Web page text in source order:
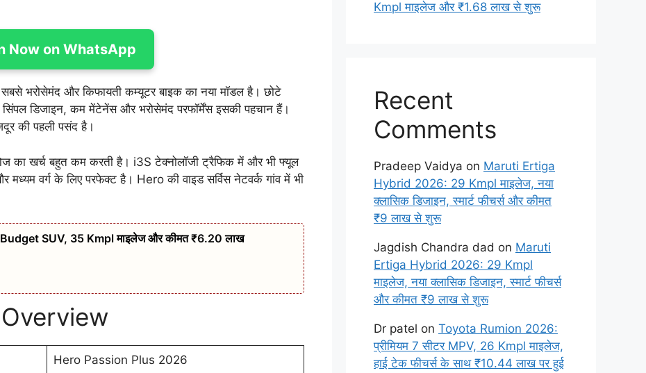
Now on WhatsApp
भरोसेमंद और किफायती कम्यूटर बाइक का नया मॉडल है। छोटे
सिंपल डिजाइन, कम मेंटेनेंस और भरोसेमंद परफॉर्मेंस इसकी पहचान हैं।
की पहली पसंद है।
का खर्च बहुत कम करती है। i3S टेक्नोलॉजी ट्रैफिक में और भी फ्यूल
वर्ग के लिए परफेक्ट है। Hero की वाइड सर्विस नेटवर्क गांव में भी
SUV, 35 Kmpl माइलेज और कीमत ₹6.20 लाख
Hero Passion Plus 2026
Kmpl माइलेज और ₹1.68 लाख से शुरू
Recent
Comments
Pradeep Vaidya on Maruti Ertiga
Hybrid 2026: 29 Kmpl माइलेज, नया
क्लासिक डिजाइन, स्मार्ट फीचर्स और कीमत
₹9 लाख से शुरू
Jagdish Chandra dad on Maruti
Ertiga Hybrid 2026: 29 Kmpl
माइलेज, नया क्लासिक डिजाइन, स्मार्ट फीचर्स
और कीमत ₹9 लाख से शुरू
Dr patel on Toyota Rumion 2026:
प्रीमियम 7 सीटर MPV, 26 Kmpl माइलेज,
हाई टेक फीचर्स के साथ ₹10.44 लाख पर हुई